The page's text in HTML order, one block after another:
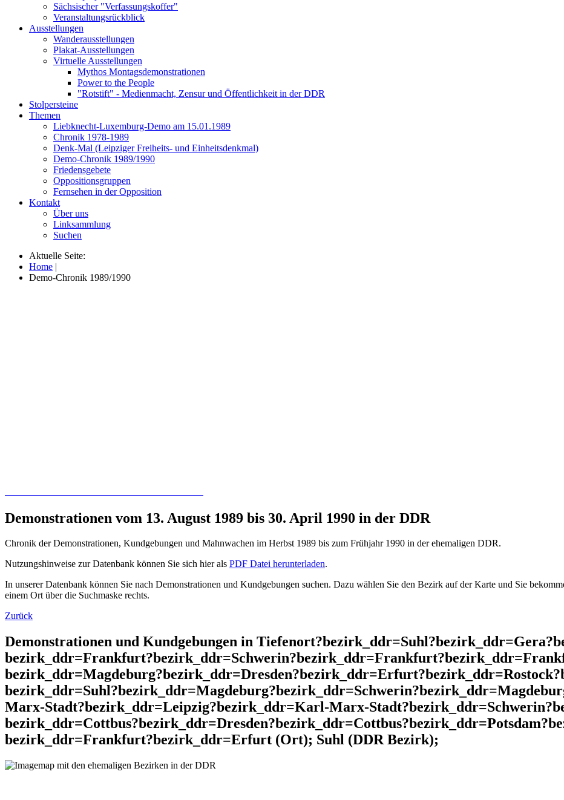
Sächsischer "Verfassungskoffer"
Veranstaltungsrückblick
Ausstellungen
Wanderausstellungen
Plakat-Ausstellungen
Virtuelle Ausstellungen
Mythos Montagsdemonstrationen
Power to the People
"Rotstift" - Medienmacht, Zensur und Öffentlichkeit in der DDR
Stolpersteine
Themen
Liebknecht-Luxemburg-Demo am 15.01.1989
Chronik 1978-1989
Denk-Mal (Leipziger Freiheits- und Einheitsdenkmal)
Demo-Chronik 1989/1990
Friedensgebete
Oppositionsgruppen
Fernsehen in der Opposition
Kontakt
Über uns
Linksammlung
Suchen
Aktuelle Seite:
Home |
Demo-Chronik 1989/1990
Demonstrationen vom 13. August 1989 bis 30. April 1990 in der DDR
Chronik der Demonstrationen, Kundgebungen und Mahnwachen im Herbst 1989 bis zum Frühjahr 1990 in der ehemaligen DDR.
Nutzungshinweise zur Datenbank können Sie sich hier als PDF Datei herunterladen.
In unserer Datenbank können Sie nach Demonstrationen und Kundgebungen suchen. Dazu wählen Sie den Bezirk auf der Karte und Sie
einem Ort über die Suchmaske rechts.
Zurück
Demonstrationen und Kundgebungen in
Marx-Stadt?bezirk_ddr=Leipzig?bezirk_ddr=Karl-Marx-
bezirk_ddr=Frankfurt?bezirk_ddr=Erfurt (Ort); Suhl (DDR Bezirk);